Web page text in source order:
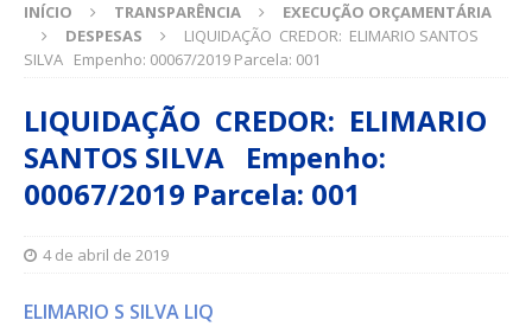
INÍCIO TRANSPARÊNCIA
EXECUÇÃO ORÇAMENTÁRIA
DESPESAS
LIQUIDAÇÃO CREDOR: ELIMARIO SANTOS
SILVA Empenho: 00067/2019 Parcela: 001
LIQUIDAÇÃO CREDOR: ELIMARIO
SANTOS SILVA Empenho:
00067/2019 Parcela: 001
4 de abril de 2019
ELIMARIO S SILVA LIQ